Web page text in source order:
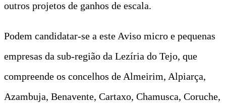
outros projetos de ganhos de escala.
Podem candidatar-se a este Aviso micro e pequenas
empresas da sub-região da Lezíria do Tejo, que
compreende os concelhos de Almeirim, Alpiarça,
Azambuja, Benavente, Cartaxo, Chamusca, Coruche,